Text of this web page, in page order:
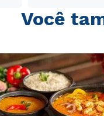
Você
Estou
envio
Estou
envio